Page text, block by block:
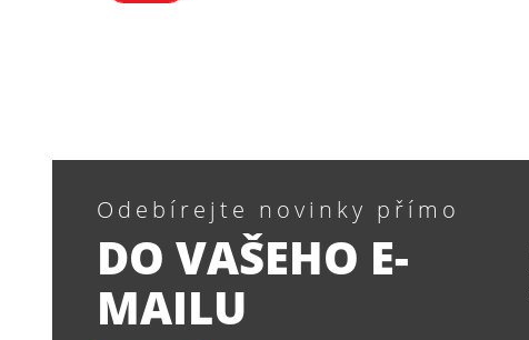
Odebírejte novinky přímo
DO VAŠEHO E-
MAILU